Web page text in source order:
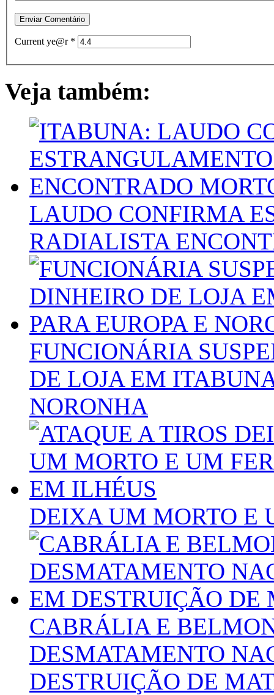
Current ye@r *
Veja também:
LAUDO CONFIRMA
RADIALISTA
FUNCIONÁRIA
DE LOJA EM
NORONHA
DEIXA UM MORTO E
CABRÁLIA E
DESMATAMENTO
DESTRUIÇÃO DE